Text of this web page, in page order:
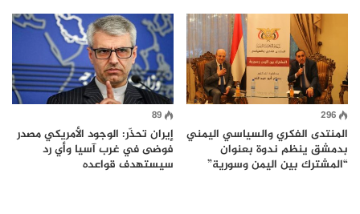
296
المنتدى الفكري والسياسي اليمني
بدمشق ينظم ندوة بعنوان
“المشترك بين اليمن وسورية”
89
إيران تحذّر: الوجود الأمريكي مصدر
فوضى في غرب آسيا وأي رد
سيستهدف قواعده